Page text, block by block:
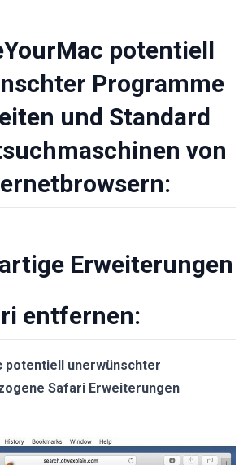
potentiell
Programme
und Standard
von
Erweiterungen
entfernen:
potentiell unerwünschter
Safari Erweiterungen